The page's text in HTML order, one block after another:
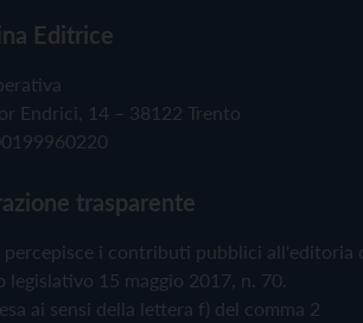
Editrice
Endrici, 14 – 38122 Trento
trasparente
percepisce i contributi pubblici all'editoria
legislativo 15 maggio 2017, n. 70.
ai sensi della lettera f) del comma 2